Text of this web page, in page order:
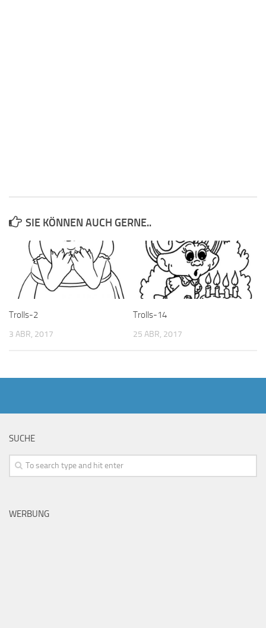
SIE KÖNNEN AUCH GERNE..
Trolls-2
3 ABR, 2017
Trolls-14
25 ABR, 2017
SUCHE
WERBUNG